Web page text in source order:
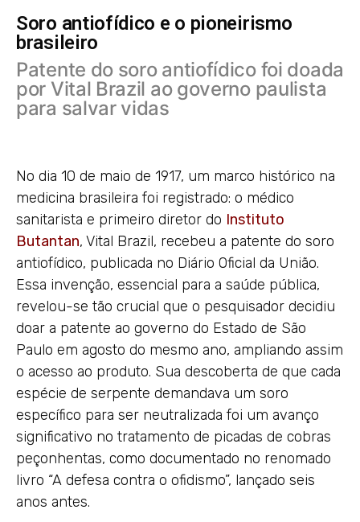
Soro antiofídico e o pioneirismo
brasileiro
Patente do soro antiofídico foi doada
por Vital Brazil ao governo paulista
para salvar vidas
No dia 10 de maio de 1917, um marco histórico na
medicina brasileira foi registrado: o médico
sanitarista e primeiro diretor do Instituto
Butantan, Vital Brazil, recebeu a patente do soro
antiofídico, publicada no Diário Oficial da União.
Essa invenção, essencial para a saúde pública,
revelou-se tão crucial que o pesquisador decidiu
doar a patente ao governo do Estado de São
Paulo em agosto do mesmo ano, ampliando assim
o acesso ao produto. Sua descoberta de que cada
espécie de serpente demandava um soro
específico para ser neutralizada foi um avanço
significativo no tratamento de picadas de cobras
peçonhentas, como documentado no renomado
livro “A defesa contra o ofidismo”, lançado seis
anos antes.